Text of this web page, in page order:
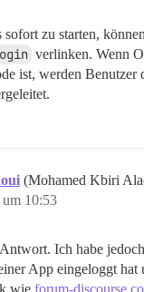
zu starten,
verlinken. Wenn
ist, werden Benutzer
(Mohamed Kbiri
um 10:53
Ich habe
App eingeloggt hat
wie forum-